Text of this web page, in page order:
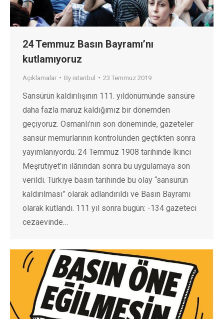
24 Temmuz Basın Bayramı’nı
kutlamıyoruz
Açıklamalar By istanbul 23 Temmuz 2019
Sansürün kaldırılışının 111. yıldönümünde sansüre
daha fazla maruz kaldığımız bir dönemden
geçiyoruz. Osmanlı’nın son döneminde, gazeteler
sansür memurlarının kontrolünden geçtikten sonra
yayımlanıyordu. 24 Temmuz 1908 tarihinde İkinci
Meşrutiyet’in ilânından sonra bu uygulamaya son
verildi. Türkiye basın tarihinde bu olay “sansürün
kaldırılması” olarak adlandırıldı ve Basın Bayramı
olarak kutlandı. 111 yıl sonra bugün: -134 gazeteci
cezaevinde…